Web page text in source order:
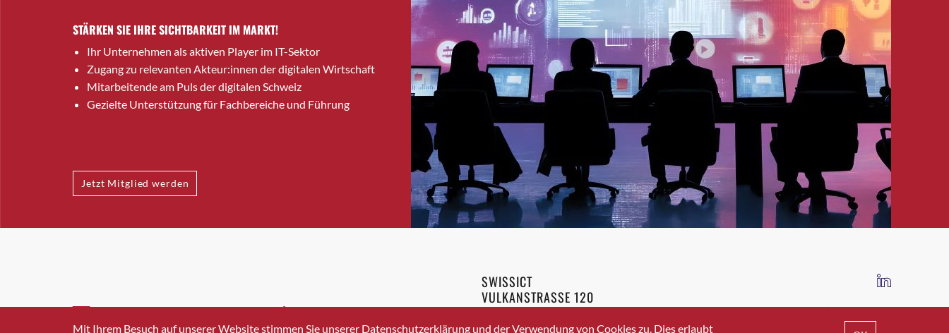
Bronschhofen
Brugg AG
Brütten
Bubendorf
Buchs (SG)
Bäretswil
Bülach
Cazis
Cham
Davos Platz
Davos Platz 1
STÄRKEN SIE IHRE SICHTBARKEIT IM MARKT!
Ihr Unternehmen als aktiven Player im IT-Sektor
Zugang zu relevanten Akteur:innen der digitalen Wirtschaft
Mitarbeitende am Puls der digitalen Schweiz
Gezielte Unterstützung für Fachbereiche und Führung
Jetzt Mitglied werden
INFO@SWISSICT.CH +41 43 336 40 20
SWISSICT
VULKANSTRASSE 120
8048 ZURICH
IMPRESSUM DATENSCHUTZ AGB
Mit Ihrem Besuch auf unserer Website stimmen Sie unserer Datenschutzerklärung und der Verwendung von Cookies zu. Dies erlaubt